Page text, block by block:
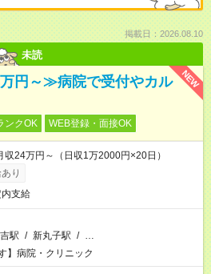
掲載日：2026.08.10
未読
NEW
円～≫病院で受付やカル
ンクOK WEB登録・面接OK
24万円～（日収1万2000円×20日）
り
支給
駅 / 新丸子駅 / …
】病院・クリニック